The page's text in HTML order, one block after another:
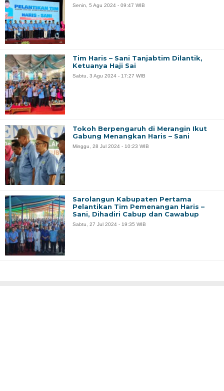
Senin, 5 Agu 2024 - 09:47 WIB
Tim Haris – Sani Tanjabtim Dilantik,
Ketuanya Haji Sai
Sabtu, 3 Agu 2024 - 17:27 WIB
Tokoh Berpengaruh di Merangin Ikut
Gabung Menangkan Haris – Sani
Minggu, 28 Jul 2024 - 10:23 WIB
Sarolangun Kabupaten Pertama
Pelantikan Tim Pemenangan Haris –
Sani, Dihadiri Cabup dan Cawabup
Sabtu, 27 Jul 2024 - 19:35 WIB